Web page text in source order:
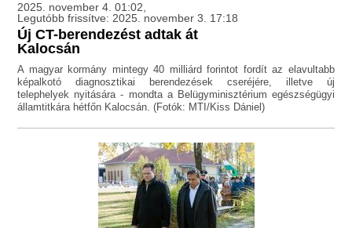
2025. november 4. 01:02,
Legutóbb frissítve: 2025. november 3. 17:18
Új CT-berendezést adtak át
Kalocsán
A magyar kormány mintegy 40 milliárd forintot fordít az elavultabb
képalkotó diagnosztikai berendezések cseréjére, illetve új
telephelyek nyitására - mondta a Belügyminisztérium egészségügyi
államtitkára hétfőn Kalocsán. (Fotók: MTI/Kiss Dániel)